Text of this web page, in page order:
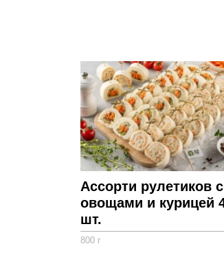
Ассорти рулетиков с
овощами и курицей
шт.
800 г